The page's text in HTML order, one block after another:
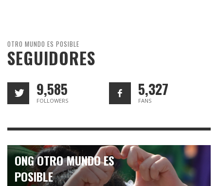
OTRO MUNDO ES POSIBLE
SEGUIDORES
9,585
FOLLOWERS
5,327
FANS
ONG OTRO MUNDO ES
POSIBLE